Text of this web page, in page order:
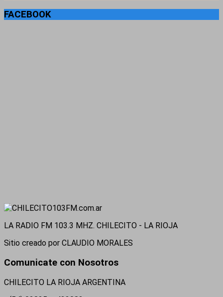
FACEBOOK
LA RADIO FM 103.3 MHZ. CHILECITO - LA RIOJA
Sitio creado por CLAUDIO MORALES
Comunicate con Nosotros
CHILECITO LA RIOJA ARGENTINA